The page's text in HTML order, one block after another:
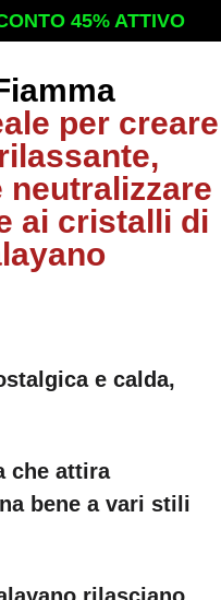
45% ATTIVO
per creare
ai cristalli di
e calda,
che attira
bene a vari stili